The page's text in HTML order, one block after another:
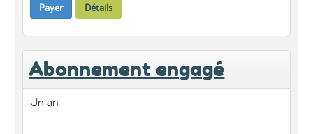
Payer Détails
Abonnement engagé
Un an